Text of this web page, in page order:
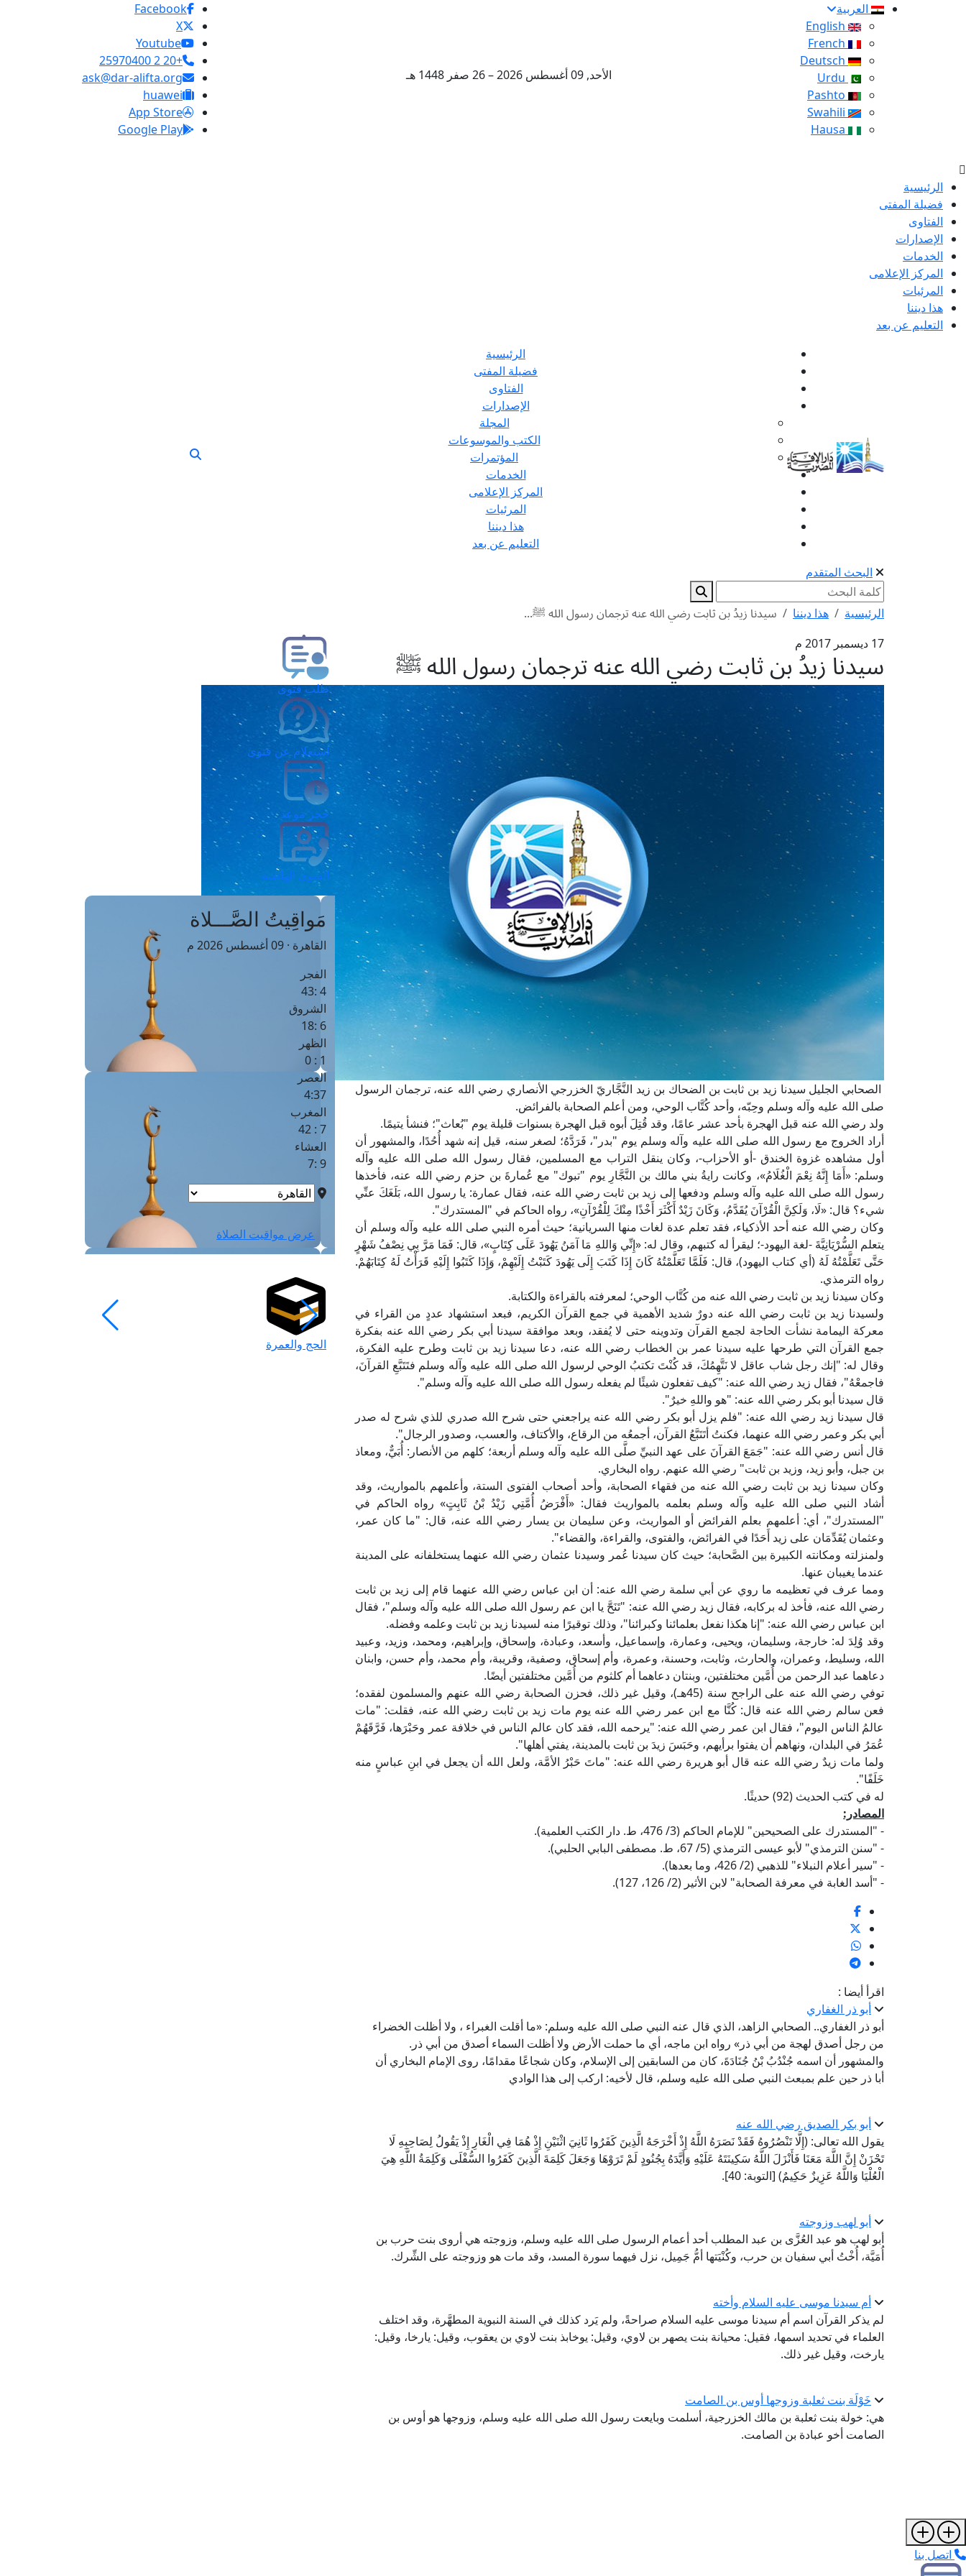
العربية
الأحد, 09 أغسطس 2026 – 26 صفر 1448 هـ
Facebook
X
Youtube
+20 2 25970400
ask@dar-alifta.org
huawei
App Store
Google Play
الرئيسية
فضيلة المفتى
الفتاوى
الإصدارات
الخدمات
المركز الإعلامى
المرئيات
هذا ديننا
التعليم عن بعد
الرئيسية
فضيلة المفتى
الفتاوى
الإصدارات
المجلة
الكتب والموسوعات
المؤتمرات
الخدمات
المركز الإعلامى
المرئيات
هذا ديننا
التعليم عن بعد
البحث المتقدم
الرئيسية هذا ديننا
سيدنا زيدُ بن ثابت رضي الله عنه ترجمان رسول الله ﷺ...
17 ديسمبر 2017 م
سيدنا زيدُ بن ثابت رضي الله عنه ترجمان رسول الله ﷺ
الصحابي الجليل سيدنا زيد بن ثابت بن الضحاك بن زيد النَّجَّاريّ الخزرجي الأنصاري رضي الله عنه، ترجمان الرسول
صلى الله عليه وآله وسلم وحِبّه، وأحد كُتَّاب الوحي، ومن أعلم الصحابة بالفرائض.
ولد رضي الله عنه قبل الهجرة بأحد عشر عامًا، وقد قُتِلَ أبوه قبل الهجرة بسنوات قليلة يوم "بُعاث"؛ فنشأ يتيمًا.
أراد الخروج مع رسول الله صلى الله عليه وآله وسلم يوم "بدر"، فَرَدَّهُ؛ لصغر سنه، قيل إنه شهد أُحُدًا، والمشهور أن
أول مشاهده غزوة الخندق -أو الأحزاب-، وكان ينقل التراب مع المسلمين، فقال رسول الله صلى الله عليه وآله
وسلم: «أَمَا إِنَّهُ نِعْمَ الْغُلَامُ»، وكانت رايةُ بني مالك بن النَّجَّارِ يوم "تبوك" مع عُمارةَ بن حزم رضي الله عنه، فأخذها
رسول الله صلى الله عليه وآله وسلم ودفعها إلى زيد بن ثابت رضي الله عنه، فقال عمارة: يا رسول الله، بَلَغَكَ عنِّي
شيء؟ قال: «لَا، وَلَكِنَّ الْقُرْآنَ يُقَدَّمُ، وَكَانَ زَيْدٌ أَكْثَرَ أَخْذًا مِنْكَ لِلْقُرْآنِ»، رواه الحاكم في "المستدرك".
وكان رضي الله عنه أحد الأذكياء، فقد تعلم عدة لغات منها السريانية؛ حيث أمره النبي صلى الله عليه وآله وسلم أن
يتعلم السُّرْيَانِيَّةَ -لغة اليهود-؛ ليقرأ له كتبهم، وقال له: «إِنِّي وَاللهِ مَا آمَنُ يَهُودَ عَلَى كِتَابٍ»، قال: فَمَا مَرَّ بِي نِصْفُ شَهْرٍ
حَتَّى تَعَلَّمْتُهُ لَهُ (أي كتاب اليهود)، قال: فَلَمَّا تَعَلَّمْتُهُ كَانَ إِذَا كَتَبَ إِلَى يَهُودَ كَتَبْتُ إِلَيْهِمْ، وَإِذَا كَتَبُوا إِلَيْهِ قَرَأْتُ لَهُ كِتَابَهُمْ.
رواه الترمذي.
وكان سيدنا زيد بن ثابت رضي الله عنه من كُتَّاب الوحي؛ لمعرفته بالقراءة والكتابة.
ولسيدنا زيد بن ثابت رضي الله عنه دورٌ شديد الأهمية في جمع القرآن الكريم، فبعد استشهاد عددٍ من القراء في
معركة اليمامة نشأت الحاجة لجمع القرآن وتدوينه حتى لا يُفقد، وبعد موافقة سيدنا أبي بكر رضي الله عنه بفكرة
جمع القرآن التي طرحها عليه سيدنا عمر بن الخطاب رضي الله عنه، دعا سيدنا زيد بن ثابت وطرح عليه الفكرة،
وقال له: "إنك رجل شاب عاقل لا نَتَّهِمُكَ، قد كُنْتَ تكتبُ الوحي لرسول الله صلى الله عليه وآله وسلم فتَتَبَّعِ القرآنَ،
فاجمعْهُ"، فقال زيد رضي الله عنه: "كيف تفعلون شيئًا لم يفعله رسول الله صلى الله عليه وآله وسلم".
قال سيدنا أبو بكر رضي الله عنه: "هو واللهِ خيرٌ".
قال سيدنا زيد رضي الله عنه: "فلم يزل أبو بكر رضي الله عنه يراجعني حتى شرح الله صدري للذي شرح له صدر
أبي بكر وعمر رضي الله عنهما، فكنتُ أتَتَبَّعُ القرآن، أجمعُه من الرقاع، والأكتاف، والعسب، وصدور الرجال".
قال أنس رضي الله عنه: "جَمَعَ القرآنَ على عهد النبيِّ صلَّى الله عليه وآله وسلم أربعة؛ كلهم من الأنصار: أُبَيٌّ، ومعاذ
بن جبل، وأبو زيد، وزيد بن ثابت" رضي الله عنهم. رواه البخاري.
وكان سيدنا زيد بن ثابت رضي الله عنه من فقهاء الصحابة، وأحد أصحاب الفتوى الستة، وأعلمهم بالمواريث، وقد
أشاد النبي صلى الله عليه وآله وسلم بعلمه بالمواريث فقال: «أَفْرَضُ أُمَّتِي زَيْدُ بْنُ ثَابِتٍ» رواه الحاكم في
"المستدرك"، أي: أعلمهم بعلم الفرائض أو المواريث، وعن سليمان بن يسار رضي الله عنه، قال: "ما كان عمر،
وعثمان يُقَدِّمَان على زيد أَحَدًا في الفرائض، والفتوى، والقراءة، والقضاء".
ولمنزلته ومكانته الكبيرة بين الصَّحابة؛ حيث كان سيدنا عُمر وسيدنا عثمان رضي الله عنهما يستخلفانه على المدينة
عندما يغيبان عنها.
ومما عرف في تعظيمه ما روي عن أبي سلمة رضي الله عنه: أن ابن عباس رضي الله عنهما قام إلى زيد بن ثابت
رضي الله عنه، فأخذ له بركابه، فقال زيد رضي الله عنه: "تَنَحَّ يا ابن عم رسول الله صلى الله عليه وآله وسلم"، فقال
ابن عباس رضي الله عنه: "إنا هكذا نفعل بعلمائنا وكبرائنا"، وذلك توقيرًا منه لسيدنا زيد بن ثابت وعلمه وفضله.
وقد وُلِدَ له: خارجة، وسليمان، ويحيى، وعمارة، وإسماعيل، وأسعد، وعبادة، وإسحاق، وإبراهيم، ومحمد، وزيد، وعبيد
الله، وسليط، وعمران، والحارث، وثابت، وحسنة، وعمرة، وأم إسحاق، وصفية، وقريبة، وأم محمد، وأم حسن، وابنان
دعاهما عبد الرحمن من أُمَّين مختلفتين، وبنتان دعاهما أم كلثوم من أُمَّين مختلفتين أيضًا.
توفي رضي الله عنه على الراجح سنة (45هـ)، وقيل غير ذلك، فحزن الصحابة رضي الله عنهم والمسلمون لفقده؛
فعن سالم رضي الله عنه قال: كُنَّا مع ابن عمر رضي الله عنه يوم مات زيد بن ثابت رضي الله عنه، فقلت: "مات
عالمُ الناس اليوم"، فقال ابن عمر رضي الله عنه: "يرحمه الله، فقد كان عالم الناس في خلافة عمر وحَبْرَها، فَرَّقَهُمْ
عُمَرُ في البلدان، ونهاهم أن يفتوا برأيهم، وحَبَسَ زيدَ بن ثابت بالمدينة، يفتي أهلها".
ولما مات زيدٌ رضي الله عنه قال أبو هريرة رضي الله عنه: "ماتَ حَبْرُ الأمَّة، ولعل الله أن يجعل في ابنِ عباسٍ منه
خَلَفًا".
له في كتب الحديث (92) حديثًا.
المصادر:
- "المستدرك على الصحيحين" للإمام الحاكم (3/ 476، ط. دار الكتب العلمية).
- "سنن الترمذي" لأبو عيسى الترمذي (5/ 67، ط. مصطفى البابي الحلبي).
- "سير أعلام النبلاء" للذهبي (2/ 426، وما بعدها).
- "أسد الغابة في معرفة الصحابة" لابن الأثير (2/ 126، 127).
اقرأ أيضا :
أبو ذر الغفاري
أبو ذر الغفاري.. الصحابي الزاهد، الذي قال عنه النبي صلى الله عليه وسلم: «ما أقلت الغبراء ، ولا أظلت الخضراء
من رجل أصدق لهجة من أبي ذر» رواه ابن ماجه، أي ما حملت الأرض ولا أظلت السماء أصدق من أبي ذر.
والمشهور أن اسمه جُنْدُبُ بْنُ جُنَادَةَ، كان من السابقين إلى الإسلام، وكان شجاعًا مقدامًا، روى الإمام البخاري أن
أبا ذر حين علم بمبعث النبي صلى الله عليه وسلم، قال لأخيه: اركب إلى هذا الوادي
أبو بكر الصديق رضي الله عنه
يقول الله تعالى: (إِلَّا تَنْصُرُوهُ فَقَدْ نَصَرَهُ اللَّهُ إِذْ أَخْرَجَهُ الَّذِينَ كَفَرُوا ثَانِيَ اثْنَيْنِ إِذْ هُمَا فِي الْغَارِ إِذْ يَقُولُ لِصَاحِبِهِ لَا
تَحْزَنْ إِنَّ اللَّهَ مَعَنَا فَأَنْزَلَ اللَّهُ سَكِينَتَهُ عَلَيْهِ وَأَيَّدَهُ بِجُنُودٍ لَمْ تَرَوْهَا وَجَعَلَ كَلِمَةَ الَّذِينَ كَفَرُوا السُّفْلَى وَكَلِمَةُ اللَّهِ هِيَ
الْعُلْيَا وَاللَّهُ عَزِيزٌ حَكِيمٌ) [التوبة: 40].
أبو لهب وزوجته
أبو لهب هو عبد العُزَّى بن عبد المطلب أحد أعمام الرسول صلى الله عليه وسلم، وزوجته هي أروى بنت حرب بن
أُمَيَّة، أُخْتُ أبي سفيان بن حرب، وكُنْيَتها أمُّ جَمِيل، نزل فيهما سورة المسد، وقد مات هو وزوجته على الشِّرك.
أم سيدنا موسى عليه السلام وأخته
لم يذكر القرآن اسم أم سيدنا موسى عليه السلام صراحةً، ولم يَرد كذلك في السنة النبوية المطهَّرة، وقد اختلف
العلماء في تحديد اسمها، فقيل: محيانة بنت يصهر بن لاوي، وقيل: يوخابذ بنت لاوي بن يعقوب، وقيل: يارخا، وقيل:
يارخت، وقيل غير ذلك.
خَوْلَة بنت ثعلبة وزوجها أوس بن الصامت
هي: خولة بنت ثعلبة بن مالك الخزرجية، أسلمت وبايعت رسول الله صلى الله عليه وسلم، وزوجها هو أوس بن
الصامت أخو عبادة بن الصامت.
طلب فتوى
استعلام عن فتوى
حجز موعد
الفتوى الهاتفية
مَواقِيتُ الصَّـــلاة
القاهرة · 09 أغسطس 2026 م
الفجر
4 :43
الشروق
6 :18
الظهر
1 : 0
العصر
4:37
المغرب
7 : 42
العشاء
9 :7
عرض مواقيت الصلاة
الحج والعمرة
اتصل بنا